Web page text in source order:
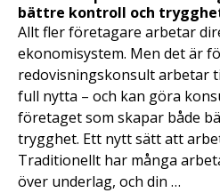
bättre kontroll och
Allt fler företagare arbetar
ekonomisystem. Men det är
redovisningskonsult arbetar
full nytta – och kan göra
företaget som skapar både
trygghet. Ett nytt sätt att
Traditionellt har många
över underlag, och din …